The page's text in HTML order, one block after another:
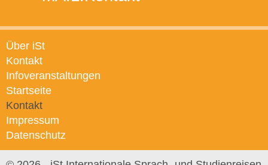
Über iSt
Kontakt
Infoveranstaltungen
Startseite
Kontakt
Impressum
Datenschutz